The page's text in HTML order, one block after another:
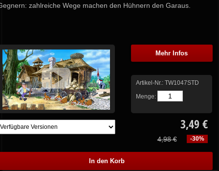
zahlreiche Wege machen den Hühnern den Garaus.
Mehr Infos
Artikel-Nr.: TW1047STD
Menge:
3,49 €
-30%
4,98 €